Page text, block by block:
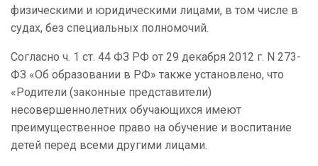
физическими и юридическими лицами, в том числе в
судах, без специальных полномочий.
Согласно ч. 1 ст. 44 ФЗ РФ от 29 декабря 2012 г. N 273-
ФЗ «Об образовании в РФ» также установлено, что
«Родители (законные представители)
несовершеннолетних обучающихся имеют
преимущественное право на обучение и воспитание
детей перед всеми другими лицами.